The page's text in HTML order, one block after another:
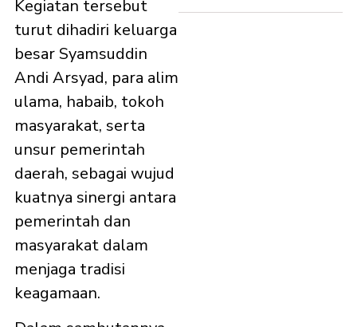
Kegiatan tersebut
turut dihadiri keluarga
besar Syamsuddin
Andi Arsyad, para alim
ulama, habaib, tokoh
masyarakat, serta
unsur pemerintah
daerah, sebagai wujud
kuatnya sinergi antara
pemerintah dan
masyarakat dalam
menjaga tradisi
keagamaan.